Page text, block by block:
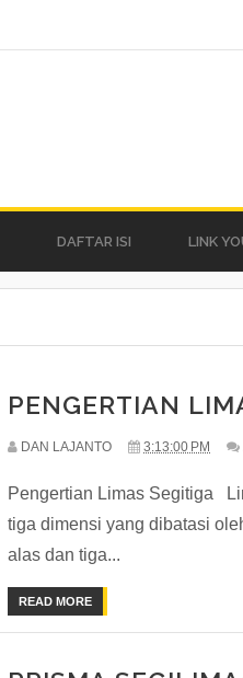
DAFTAR ISI LINK
PENGERTIAN
DAN LAJANTO 3:13:00 PM
Pengertian Limas Segitiga
tiga dimensi yang dibatasi
alas dan tiga...
READ MORE